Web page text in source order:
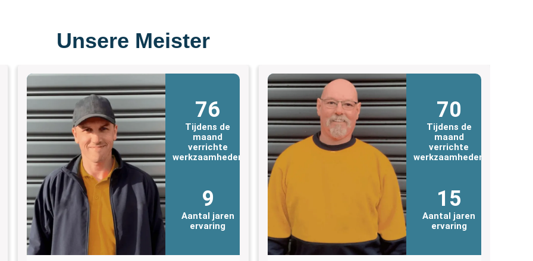
Unsere Meister
76
Tijdens de
maand
verrichte
werkzaamheden
9
Aantal jaren
ervaring
70
Tijdens de
maand
verrichte
werkzaamheden
15
Aantal jaren
ervaring